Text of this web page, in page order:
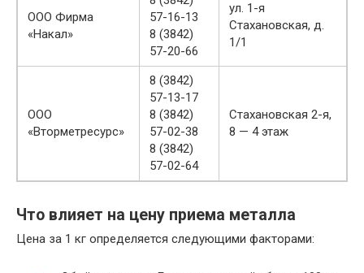
ООО Фирма
«Накал»
57-16-13
8 (3842)
57-20-66
ул. 1-я
Стахановская, д.
1/1
ООО
«Вторметресурс»
8 (3842)
57-13-17
8 (3842)
57-02-38
8 (3842)
57-02-64
Стахановская 2-я,
8 — 4 этаж
Что влияет на цену приема металла
Цена за 1 кг определяется следующими факторами: